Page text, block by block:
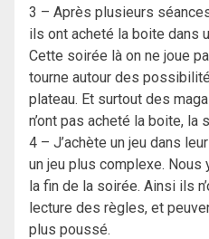
3 – Après plusieurs
ils ont acheté la boite dans
Cette soirée là on ne joue
tourne autour des
plateau. Et surtout des
n’ont pas acheté la boite, la
4 – J’achète un jeu dans
un jeu plus complexe. Nous
la fin de la soirée. Ainsi ils
lecture des règles, et
plus poussé.